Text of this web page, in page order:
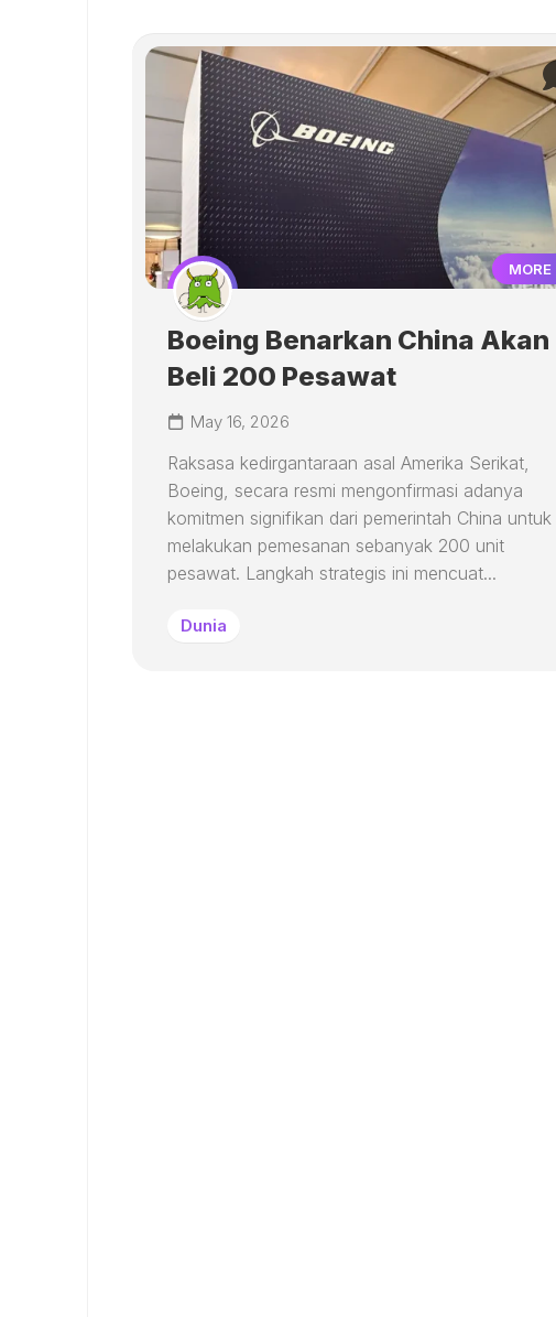
MORE
Boeing Benarkan China Akan
Beli 200 Pesawat
May 16, 2026
Raksasa kedirgantaraan asal Amerika Serikat,
Boeing, secara resmi mengonfirmasi adanya
komitmen signifikan dari pemerintah China untuk
melakukan pemesanan sebanyak 200 unit
pesawat. Langkah strategis ini mencuat...
Dunia